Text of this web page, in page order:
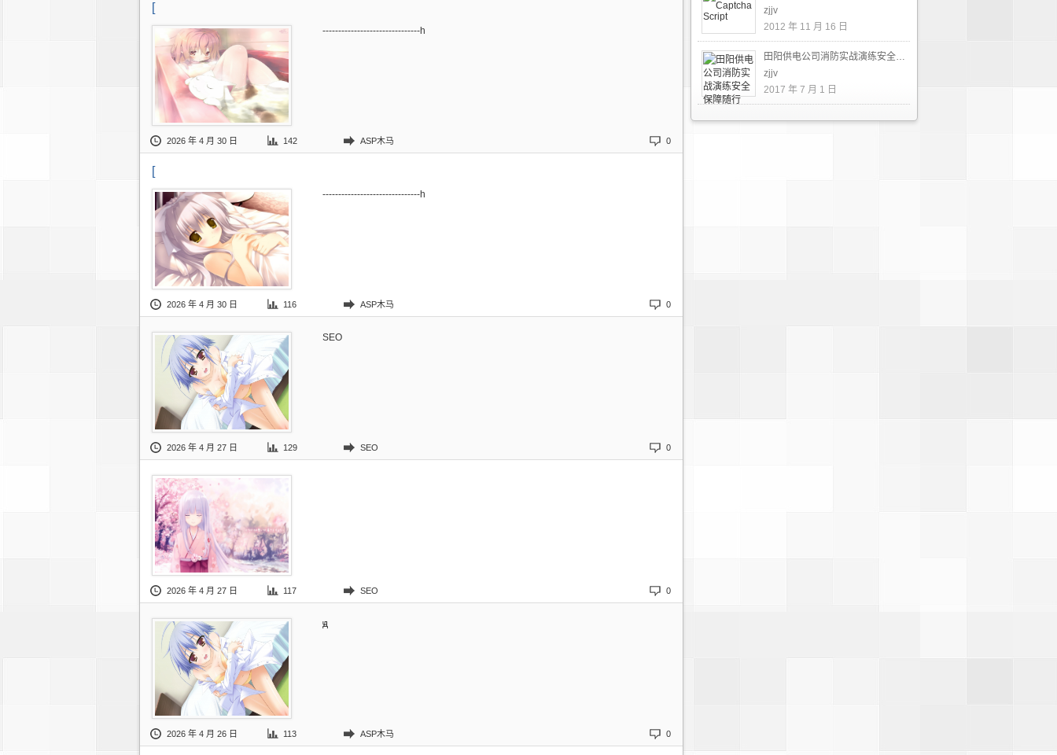
[
-------------------------------һ
0
2026 年 4 月 30 日 142 ASP木马
[
-------------------------------һ
0
2026 年 4 月 30 日 116 ASP木马
SEO
0
2026 年 4 月 27 日 129 SEO
0
2026 年 4 月 27 日 117 SEO
ԭ
0
2026 年 4 月 26 日 113 ASP木马
zjjv
2012 年 11 月 16 日
田阳供电公司消防实战演练安全保障随行
zjjv
2017 年 7 月 1 日